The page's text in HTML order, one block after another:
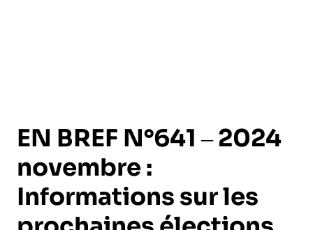
EN BREF N°641 – 2024
novembre :
Informations sur les